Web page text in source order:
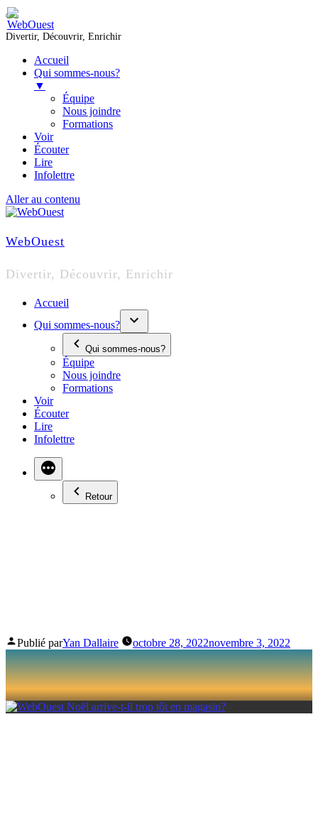
Divertir, Découvrir, Enrichir
Accueil
Qui sommes-nous?
▼
Équipe
Nous joindre
Formations
Voir
Écouter
Lire
Infolettre
Aller au contenu
WebOuest
Divertir, Découvrir, Enrichir
Accueil
Qui sommes-nous?
Qui sommes-nous?
Équipe
Nous joindre
Formations
Voir
Écouter
Lire
Infolettre
Retour
Publié parYan Dallaire octobre 28, 2022novembre 3, 2022